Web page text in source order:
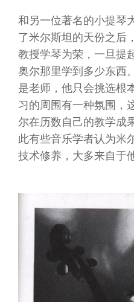
和另一位著名的小提琴
了米尔斯坦的天份之后
教授学琴为荣，一旦提
奥尔那里学到多少东西
是老师，他只会挑选根
习的周围有一种氛围，
尔在历数自己的教学成
此有些音乐学者认为米
技术修养，大多来自于